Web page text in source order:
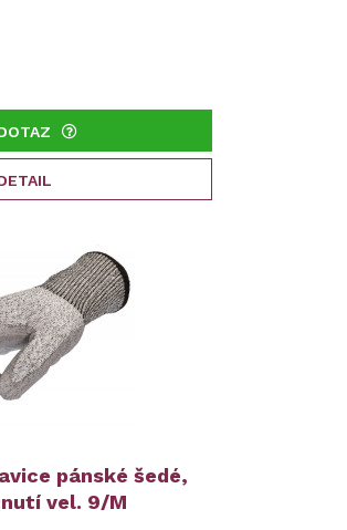
pánské šedé,
vel. 9/M